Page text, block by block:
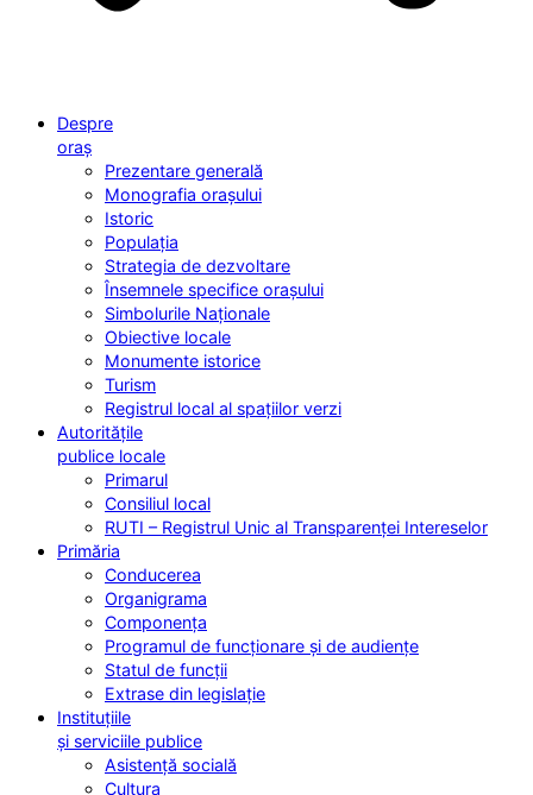
Despre
oraș
Prezentare generală
Monografia orașului
Istoric
Populația
Strategia de dezvoltare
Însemnele specifice orașului
Simbolurile Naționale
Obiective locale
Monumente istorice
Turism
Registrul local al spațiilor verzi
Autoritățile
publice locale
Primarul
Consiliul local
RUTI – Registrul Unic al Transparenței Intereselor
Primăria
Conducerea
Organigrama
Componența
Programul de funcționare și de audiențe
Statul de funcții
Extrase din legislație
Instituțiile
și serviciile publice
Asistență socială
Cultura